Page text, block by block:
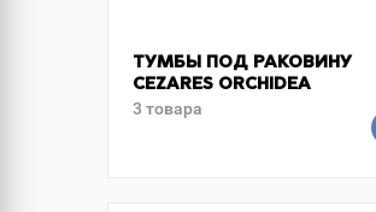
ТУМБЫ ПОД РАКОВИНУ
CEZARES ORCHIDEA
3 товара